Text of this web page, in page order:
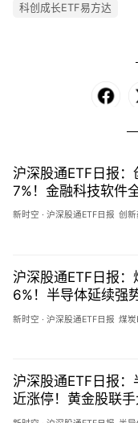
科创成长ETF易方达
沪深股通ETF日报：
7%！金融科技软件
长全面反攻-
新时空 ·沪深股通ETF日报 创新
沪深股通ETF日报：
6%！半导体延续强
承压回调-
新时空 ·沪深股通ETF日报 煤炭
沪深股通ETF日报：
近涨停！黄金股联
红利集体回调-